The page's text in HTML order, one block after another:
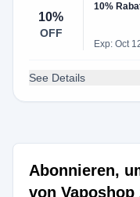
10%
OFF
10%
Exp: Oct
See Details
Abonnieren,
von Vaposhop